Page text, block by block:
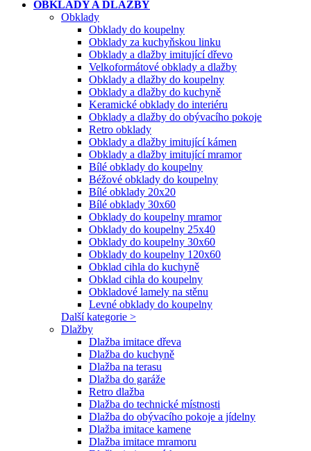
OBKLADY A DLAŽBY
Obklady
Obklady do koupelny
Obklady za kuchyňskou linku
Obklady a dlažby imitující dřevo
Velkoformátové obklady a dlažby
Obklady a dlažby do koupelny
Obklady a dlažby do kuchyně
Keramické obklady do interiéru
Obklady a dlažby do obývacího pokoje
Retro obklady
Obklady a dlažby imitující kámen
Obklady a dlažby imitující mramor
Bílé obklady do koupelny
Béžové obklady do koupelny
Bílé obklady 20x20
Bílé obklady 30x60
Obklady do koupelny mramor
Obklady do koupelny 25x40
Obklady do koupelny 30x60
Obklady do koupelny 120x60
Obklad cihla do kuchyně
Obklad cihla do koupelny
Obkladové lamely na stěnu
Levné obklady do koupelny
Další kategorie >
Dlažby
Dlažba imitace dřeva
Dlažba do kuchyně
Dlažba na terasu
Dlažba do garáže
Retro dlažba
Dlažba do technické místnosti
Dlažba do obývacího pokoje a jídelny
Dlažba imitace kamene
Dlažba imitace mramoru